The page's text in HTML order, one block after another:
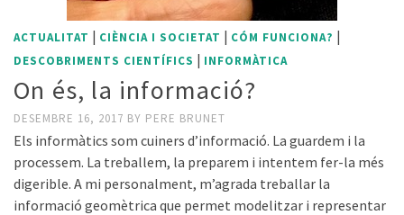
ACTUALITAT | CIÈNCIA I SOCIETAT | CÓM FUNCIONA? |
DESCOBRIMENTS CIENTÍFICS | INFORMÀTICA
On és, la informació?
DESEMBRE 16, 2017 BY PERE BRUNET
Els informàtics som cuiners d’informació. La guardem i la
processem. La treballem, la preparem i intentem fer-la més
digerible. A mi personalment, m’agrada treballar la
informació geomètrica que permet modelitzar i representar